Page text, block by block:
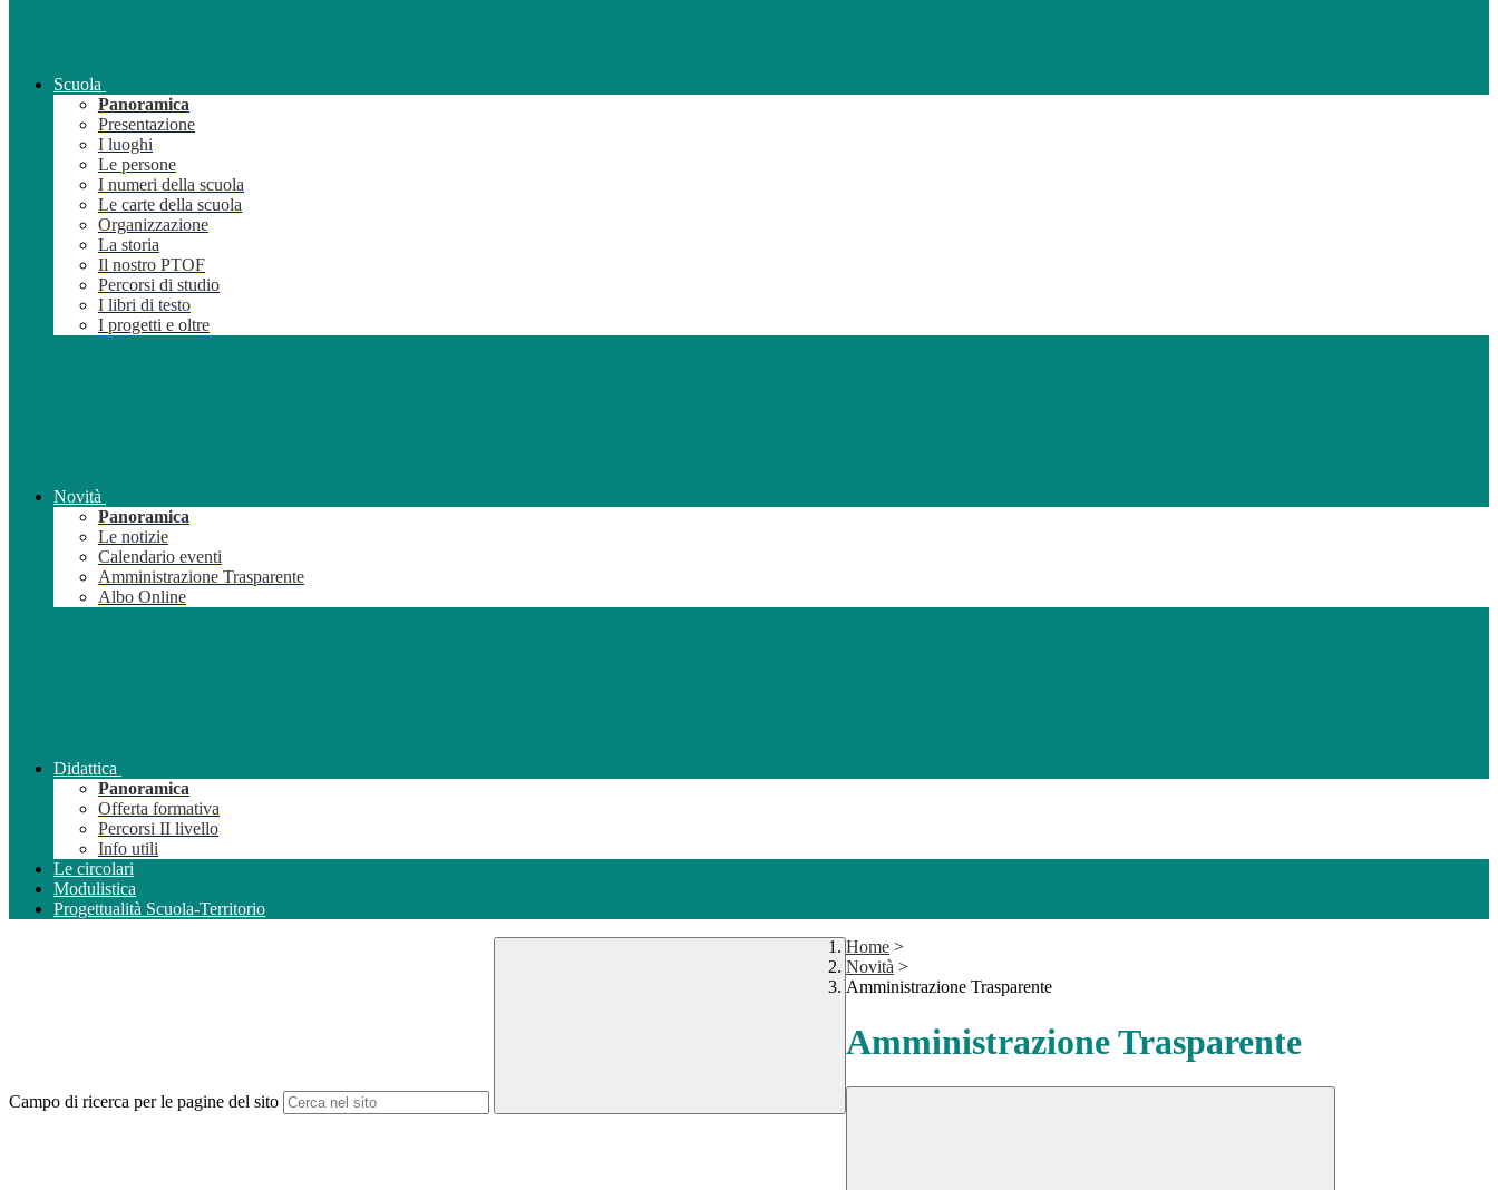
Scuola
Panoramica
Presentazione
I luoghi
Le persone
I numeri della scuola
Le carte della scuola
Organizzazione
La storia
Il nostro PTOF
Percorsi di studio
I libri di testo
I progetti e oltre
Novità
Panoramica
Le notizie
Calendario eventi
Amministrazione Trasparente
Albo Online
Didattica
Panoramica
Offerta formativa
Percorsi II livello
Info utili
Le circolari
Modulistica
Progettualità Scuola-Territorio
Campo di ricerca per le pagine del sito
Home >
Novità >
Amministrazione Trasparente
Amministrazione Trasparente